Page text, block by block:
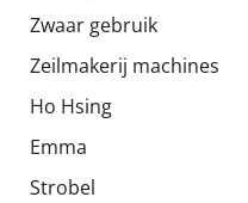
Zwaar gebruik
Zeilmakerij machines
Ho Hsing
Emma
Strobel